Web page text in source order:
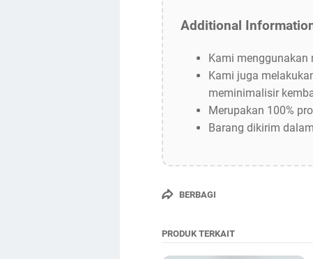
Additional
Kami
Kami juga
meminimalisir
Merupakan 100%
Barang dikirim
BERBAGI
PRODUK TERKAIT